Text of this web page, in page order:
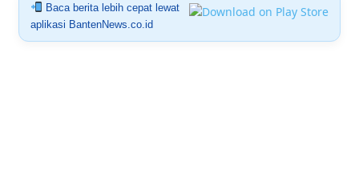
Baca berita lebih cepat lewat
aplikasi BantenNews.co.id